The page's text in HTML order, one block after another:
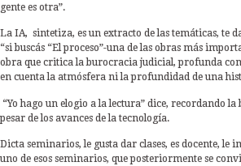
gente es otra”.
La IA, sintetiza, es un extracto de las temáticas, te
“si buscás “El proceso”-una de las obras más
obra que critica la burocracia judicial, profunda
en cuenta la atmósfera ni la profundidad de una
“Yo hago un elogio a la lectura” dice, recordando
pesar de los avances de la tecnología.
Dicta seminarios, le gusta dar clases, es docente,
uno de esos seminarios, que posteriormente se